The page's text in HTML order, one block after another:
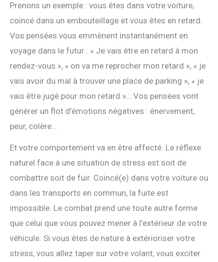
Prenons un exemple : vous êtes dans votre voiture,
coincé dans un embouteillage et vous êtes en retard.
Vos pensées vous emmènent instantanément en
voyage dans le futur : « Je vais être en retard à mon
rendez-vous », « on va me reprocher mon retard », « je
vais avoir du mal à trouver une place de parking », « je
vais être jugé pour mon retard »… Vos pensées vont
générer un flot d’émotions négatives : énervement,
peur, colère…
Et votre comportement va en être affecté. Le réflexe
naturel face à une situation de stress est soit de
combattre soit de fuir. Coincé(e) dans votre voiture ou
dans les transports en commun, la fuite est
impossible. Le combat prend une toute autre forme
que celui que vous pouvez mener à l’extérieur de votre
véhicule. Si vous êtes de nature à extérioriser votre
stress, vous allez taper sur votre volant, vous exciter